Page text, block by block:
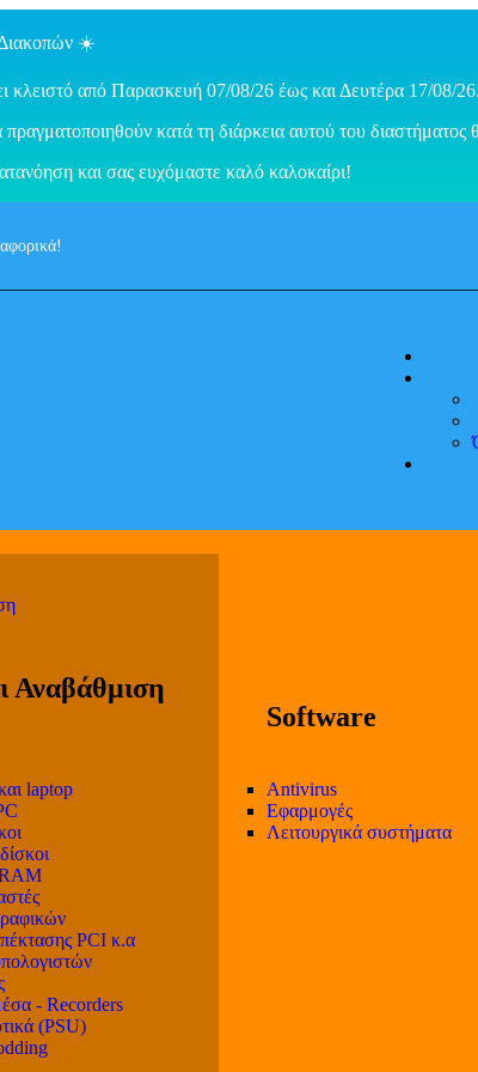
☀️
κλειστό από Παρασκευή 07/08/26 έως και Δευτέρα 17/08/26.
κατά τη διάρκεια αυτού του
και σας ευχόμαστε καλό καλοκαίρι!
Αναβάθμιση
Software
laptop
PCI κ.α
- Recorders
(PSU)
Antivirus
Εφαρμογές
Λειτουργικά συστήματα